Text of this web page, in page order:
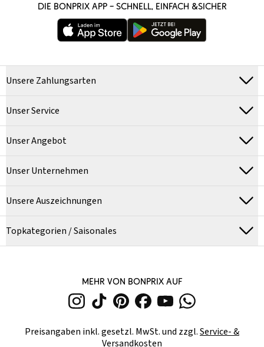
DIE BONPRIX APP – SCHNELL, EINFACH &SICHER
Unsere Zahlungsarten
Unser Service
Unser Angebot
Unser Unternehmen
Unsere Auszeichnungen
Topkategorien / Saisonales
MEHR VON BONPRIX AUF
Preisangaben inkl. gesetzl. MwSt. und zzgl.Service- &
Versandkosten